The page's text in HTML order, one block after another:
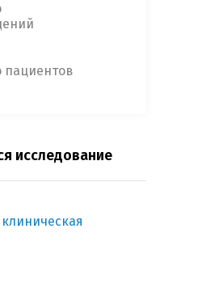
пациентов
исследование